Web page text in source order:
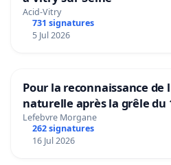
Acid-Vitry
731 signatures
5 Jul 2026
Pour la reconnaissance
naturelle après la grêle du
Aubenas et ses alentours
Lefebvre Morgane
262 signatures
16 Jul 2026